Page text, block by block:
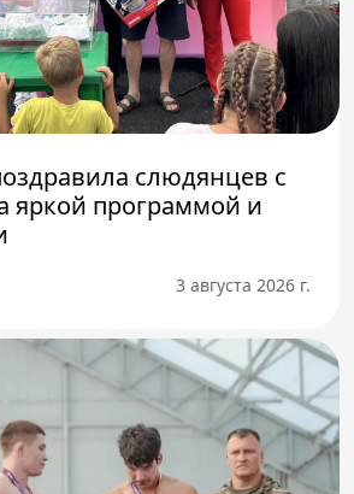
слюдянцев с
яркой программой и
3 августа 2026 г.